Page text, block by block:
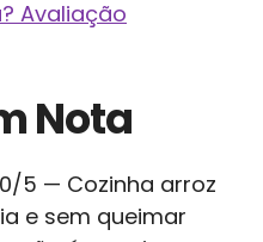
Avaliação
Nota
5 — Cozinha arroz
e sem queimar